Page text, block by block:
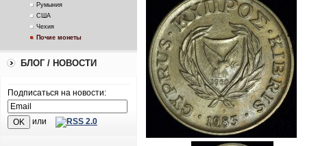
Румыния
США
Чехия
Почие монеты
БЛОГ / НОВОСТИ
Подписаться на новости:
или